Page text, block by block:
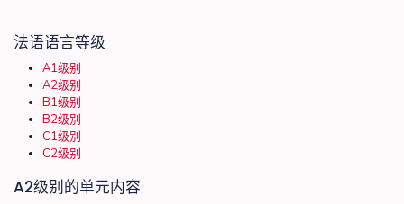
法语语言等级
A1级别
A2级别
B1级别
B2级别
C1级别
C2级别
A2级别的单元内容